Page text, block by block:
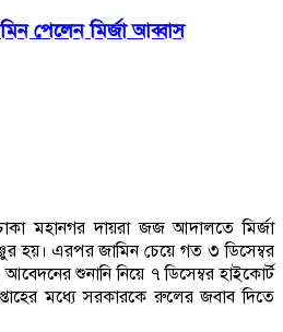
পেলেন মির্জা আব্বাস
মহানগর দায়রা জজ আদালতে মির্জা
হয়। এরপর জামিন চেয়ে গত ৩ ডিসেম্বর
শুনানি নিয়ে ৭ ডিসেম্বর হাইকোর্ট
মধ্যে সরকারকে রুলের জবাব দিতে